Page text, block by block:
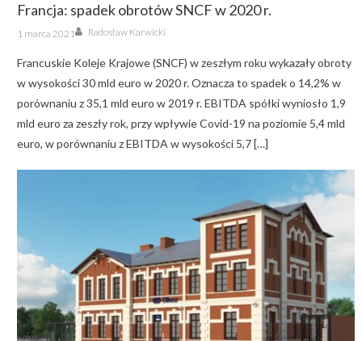
Francja: spadek obrotów SNCF w 2020 r.
Posted
on
1 marca 2021 Author
Radosław Karwicki
Francuskie Koleje Krajowe (SNCF) w zeszłym roku wykazały obroty
w wysokości 30 mld euro w 2020 r. Oznacza to spadek o 14,2% w
porównaniu z 35,1 mld euro w 2019 r. EBITDA spółki wyniosło 1,9
mld euro za zeszły rok, przy wpływie Covid-19 na poziomie 5,4 mld
euro, w porównaniu z EBITDA w wysokości 5,7 […]